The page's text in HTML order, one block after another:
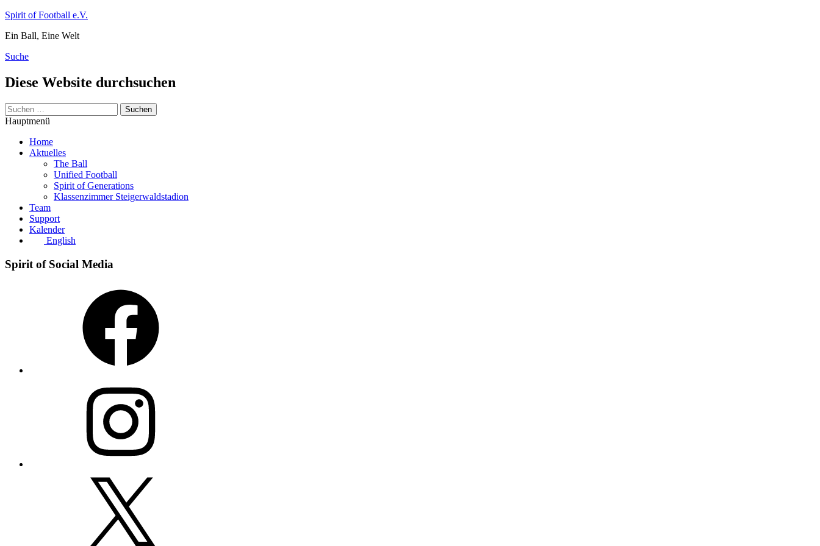
Zum
springen
Spirit of Football e.V.
Ein Ball, Eine Welt
Suche
Diese Website durchsuchen
Suchen
nach:
Hauptmenü
Home
Aktuelles
The Ball
Unified Football
Spirit of Generations
Klassenzimmer Steigerwaldstadion
Team
Support
Kalender
English
Spirit of Social Media